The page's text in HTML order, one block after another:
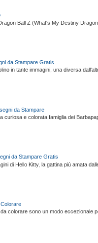
Ball Z (What's My Destiny
da Stampare Gratis
in tante immagini, una diversa
da Stampare
curiosa e colorata famiglia dei
da Stampare Gratis
di Hello Kitty, la gattina più amata
colorare sono un modo eccezionale